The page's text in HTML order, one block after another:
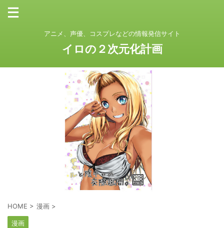
アニメ、声優、コスプレなどの情報発信サイト
イロの２次元化計画
HOME > 漫画 >
漫画